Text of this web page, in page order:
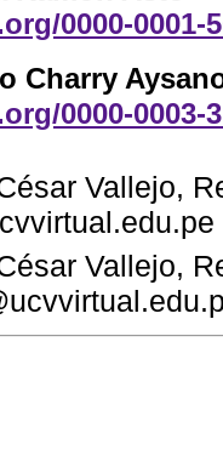
0000-0001-
Charry
0000-0003-
Vallejo,
Vallejo,